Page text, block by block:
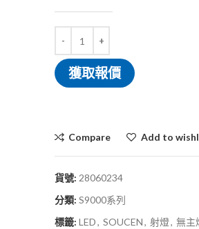
獲取報價
Compare Add to
貨號: 28060234
分類: S9000系列
標籤: LED, SOUCEN, 射燈, 無主